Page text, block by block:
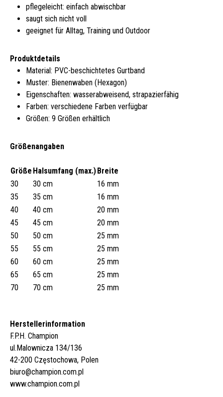
pflegeleicht: einfach abwischbar
saugt sich nicht voll
geeignet für Alltag, Training und Outdoor
Produktdetails
Material: PVC-beschichtetes Gurtband
Muster: Bienenwaben (Hexagon)
Eigenschaften: wasserabweisend, strapazierfähig
Farben: verschiedene Farben verfügbar
Größen: 9 Größen erhältlich
Größenangaben
Größe Halsumfang (max.)Breite
30
30 cm
16 mm
35
35 cm
16 mm
40
40 cm
20 mm
45
45 cm
20 mm
50
50 cm
25 mm
55
55 cm
25 mm
60
60 cm
25 mm
65
65 cm
25 mm
70
70 cm 25 mm
Herstellerinformation
F.P.H. Champion
ul.Malownicza 134/136
42-200 Częstochowa, Polen
biuro@champion.com.pl
www.champion.com.pl